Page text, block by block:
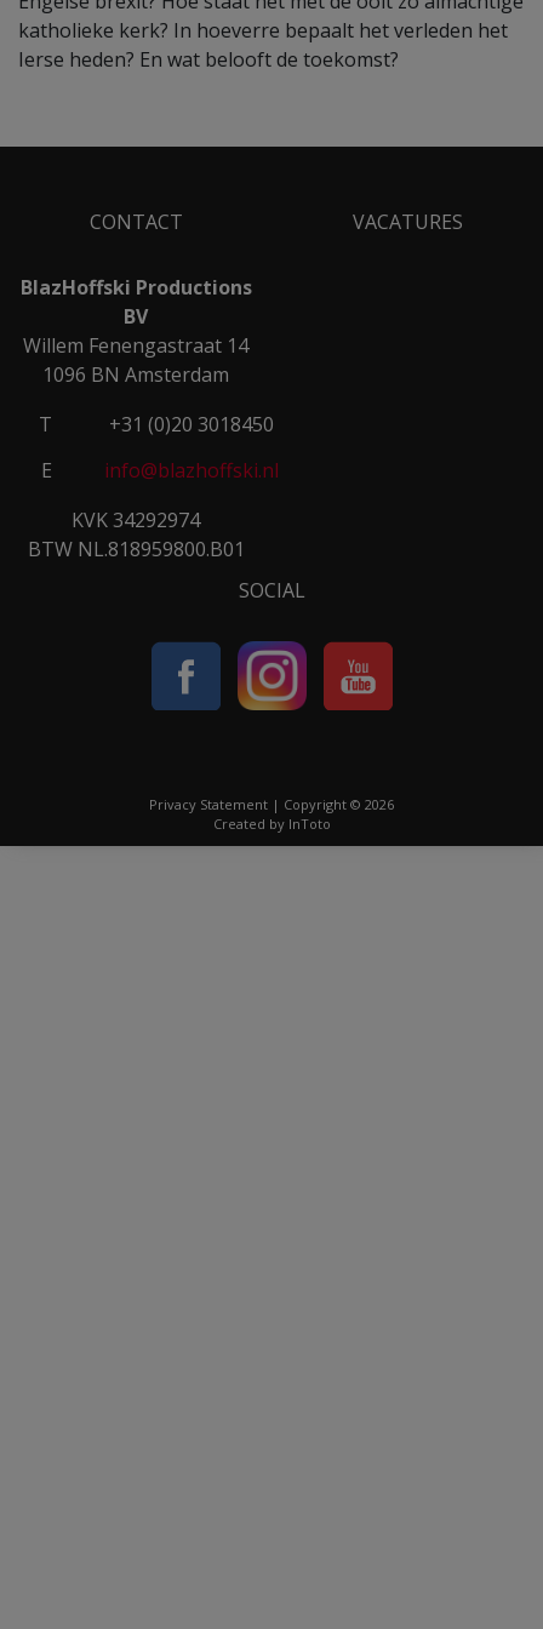
katholieke kerk? In hoeverre bepaalt het verleden het
Ierse heden? En wat belooft de toekomst?
CONTACT
BlazHoffski Productions
BV
Willem Fenengastraat 14
1096 BN Amsterdam
T
+31 (0)20 3018450
E
info@blazhoffski.nl
KVK 34292974
BTW NL.818959800.B01
VACATURES
SOCIAL
Privacy Statement | Copyright © 2026
Created by InToto